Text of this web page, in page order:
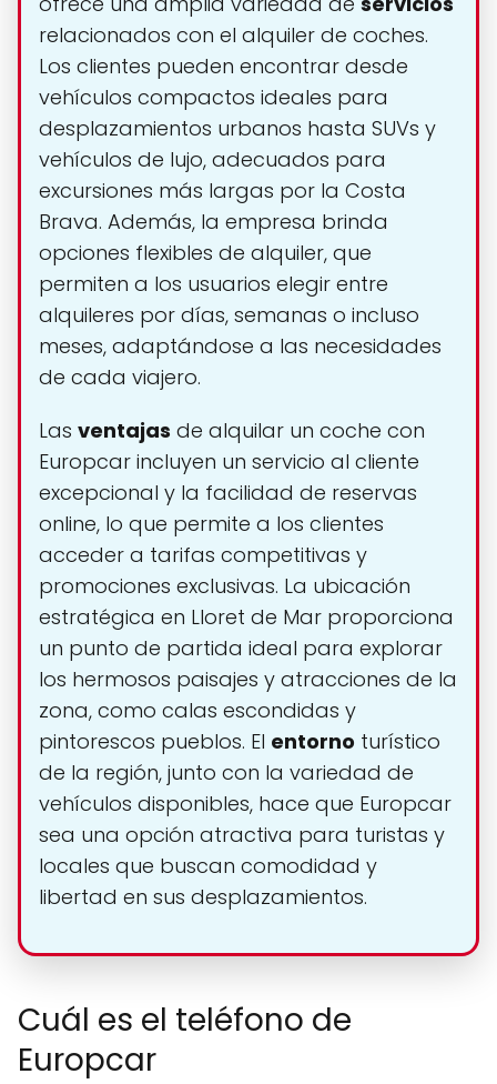
relacionados con el alquiler de coches.
Los clientes pueden encontrar desde
vehículos compactos ideales para
desplazamientos urbanos hasta SUVs y
vehículos de lujo, adecuados para
excursiones más largas por la Costa
Brava. Además, la empresa brinda
opciones flexibles de alquiler, que
permiten a los usuarios elegir entre
alquileres por días, semanas o incluso
meses, adaptándose a las necesidades
de cada viajero.
Las ventajas de alquilar un coche con
Europcar incluyen un servicio al cliente
excepcional y la facilidad de reservas
online, lo que permite a los clientes
acceder a tarifas competitivas y
promociones exclusivas. La ubicación
estratégica en Lloret de Mar proporciona
un punto de partida ideal para explorar
los hermosos paisajes y atracciones de la
zona, como calas escondidas y
pintorescos pueblos. El entorno turístico
de la región, junto con la variedad de
vehículos disponibles, hace que Europcar
sea una opción atractiva para turistas y
locales que buscan comodidad y
libertad en sus desplazamientos.
Cuál es el teléfono de
Europcar